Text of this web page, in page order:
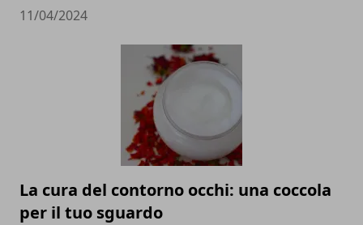
11/04/2024
La cura del contorno occhi: una coccola
per il tuo sguardo